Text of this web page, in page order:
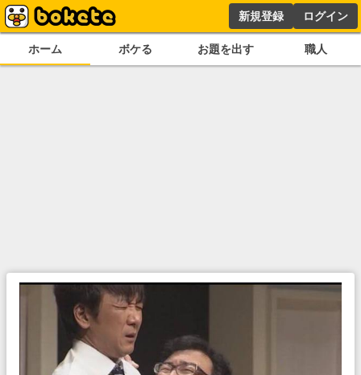
新規登録 ログイン
ホーム ボケる お題を出す 職人